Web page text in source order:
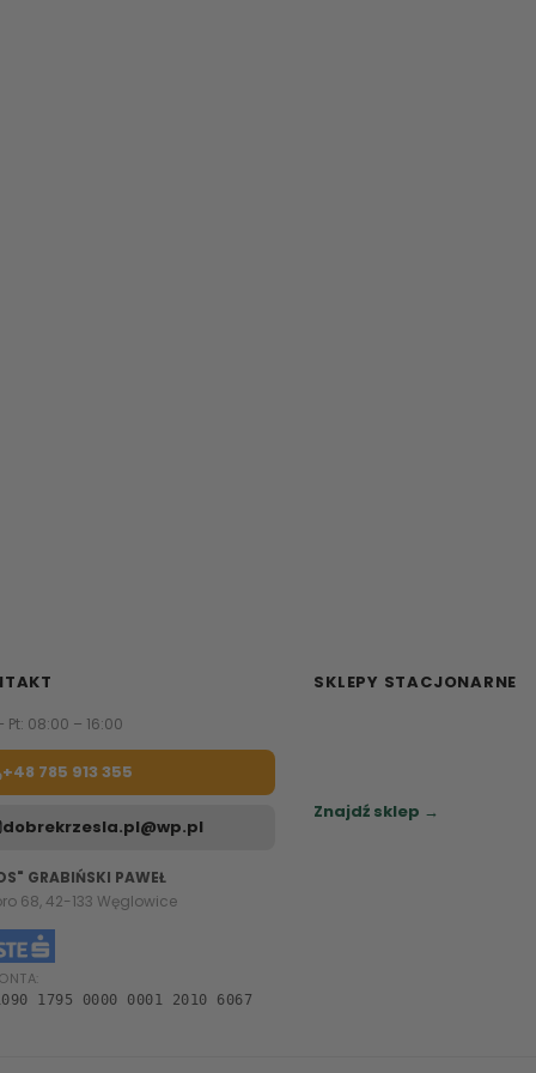
Pt: 08:00 – 16:00
+48 785 913 355
dobrekrzesla.pl@wp.pl
GRABIŃSKI PAWEŁ
68, 42-133 Węglowice
1795 0000 0001 2010 6067
SKLEPY STACJONARNE
Znajdź sklep →